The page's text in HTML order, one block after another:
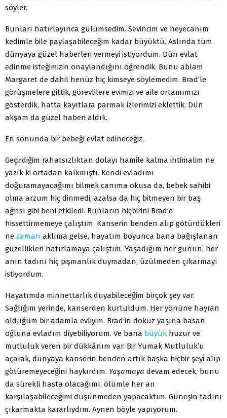
söyler.
Bunları hatırlayınca gülümsedim. Sevincim ve heyecanım
kedimle bile paylaşabileceğim kadar büyüktü. Aslında tüm
dünyaya güzel haberleri vermeyi istiyordum. Dün evlat
edinme isteğimizin onaylandığını öğrendik. Bunu ablam
Margaret de dahil henüz hiç kimseye söylemedim. Brad’le
görüşmelere gittik, görevlilere evimizi ve aile ortamımızı
gösterdik, hatta kayıtlara parmak izlerimizi eklettik. Dün
akşam da güzel haberi aldık.
En sonunda bir bebeği evlat edineceğiz.
Geçirdiğim rahatsızlıktan dolayı hamile kalma ihtimalim ne
yazık ki ortadan kalkmıştı. Kendi evladımı
doğuramayacağımı bilmek canıma okusa da, bebek sahibi
olma arzum hiç dinmedi, azalsa da hiç bitmeyen bir baş
ağrısı gibi beni etkiledi. Bunların hiçbirini Brad’e
hissettirmemeye çalıştım. Kanserin benden alıp götürdükleri
ne zaman aklıma gelse, hayatım boyunca bana bağışlanan
güzellikleri hatırlamaya çalıştım. Yaşadığım her günün, her
anın tadını hiç pişmanlık duymadan, üzülmeden çıkarmayı
istiyordum.
Hayatımda minnettarlık duyabileceğim birçok şey var.
Sağlığım yerinde, kanserden kurtuldum. Her yönüne hayran
olduğum bir adamla evliyim. Brad’in dokuz yaşına basan
oğluna evladım diyebiliyorum. Ve bana büyük huzur ve
mutluluk veren bir dükkânım var. Bir Yumak Mutluluk’u
açarak, dünyaya kanserin benden artık başka hiçbir şeyi alıp
götüremeyeceğini haykırdım. Yaşamaya devam edecek, bunu
da sürekli hasta olacağımı, ölümle her an
karşılaşabileceğimi düşünmeden yapacaktım. Güneşin tadını
çıkarmakta kararlıydım. Aynen böyle yapıyorum.